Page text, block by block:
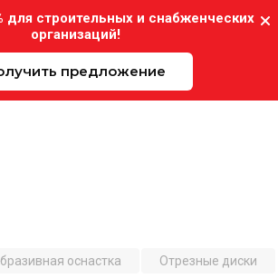
для строительных и снабженческих
организаций!
предложение
оснастка Отрезные диски